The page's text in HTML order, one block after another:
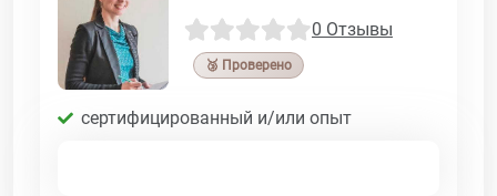
0 Отзывы
🥉 Проверено
сертифицированный и/или опыт